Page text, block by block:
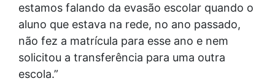
estamos falando da evasão escolar quando o
aluno que estava na rede, no ano passado,
não fez a matrícula para esse ano e nem
solicitou a transferência para uma outra
escola.”